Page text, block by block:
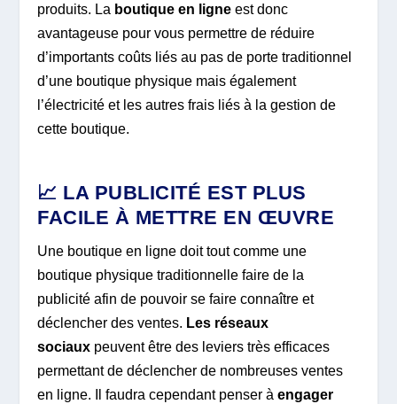
produits. La boutique en ligne est donc
avantageuse pour vous permettre de réduire
d’importants coûts liés au pas de porte traditionnel
d’une boutique physique mais également
l’électricité et les autres frais liés à la gestion de
cette boutique.
📈 LA PUBLICITÉ EST PLUS
FACILE À METTRE EN ŒUVRE
Une boutique en ligne doit tout comme une
boutique physique traditionnelle faire de la
publicité afin de pouvoir se faire connaître et
déclencher des ventes. Les réseaux
sociaux peuvent être des leviers très efficaces
permettant de déclencher de nombreuses ventes
en ligne. Il faudra cependant penser àengager